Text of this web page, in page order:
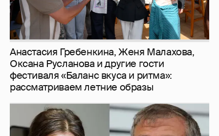
И снова невеста 357